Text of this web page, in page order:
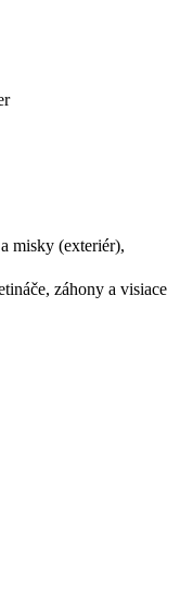
misky (exteriér),
záhony a visiace